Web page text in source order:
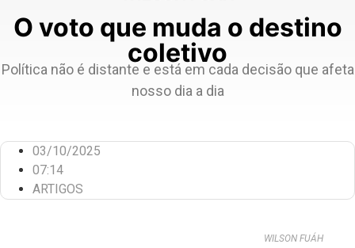
O voto que muda o destino
coletivo
Política não é distante e está em cada decisão que afeta
nosso dia a dia
03/10/2025
07:14
ARTIGOS
WILSON FUÁH